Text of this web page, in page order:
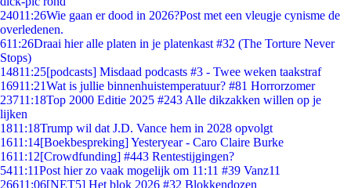
24011:26Wie gaan er dood in 2026?Post met een vleugje cynisme de
overledenen.
611:26Draai hier alle platen in je platenkast #32 (The Torture Never
Stops)
14811:25[podcasts] Misdaad podcasts #3 - Twee weken taakstraf
16911:21Wat is jullie binnenhuistemperatuur? #81 Horrorzomer
23711:18Top 2000 Editie 2025 #243 Alle dikzakken willen op je
lijken
1811:18Trump wil dat J.D. Vance hem in 2028 opvolgt
1611:14[Boekbespreking] Yesteryear - Caro Claire Burke
1611:12[Crowdfunding] #443 Rentestijgingen?
5411:11Post hier zo vaak mogelijk om 11:11 #39 Vanz11
26611:06[NET5] Het blok 2026 #32 Blokkendozen